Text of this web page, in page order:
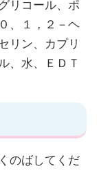
リコール、ポ
、１，２－ヘ
リン、カプリ
、水、ＥＤＴ
のばしてくだ